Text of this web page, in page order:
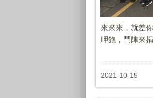
來來來，就差
呷飽，鬥陣來
2021-10-15